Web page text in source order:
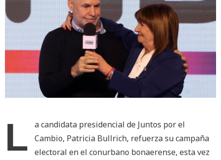
L
a candidata presidencial de Juntos por el
Cambio, Patricia Bullrich, refuerza su campaña
electoral en el conurbano bonaerense, esta vez